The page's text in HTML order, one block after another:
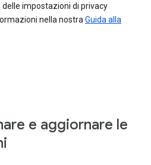
impostazioni di privacy
nella nostra Guida alla
e aggiornare le